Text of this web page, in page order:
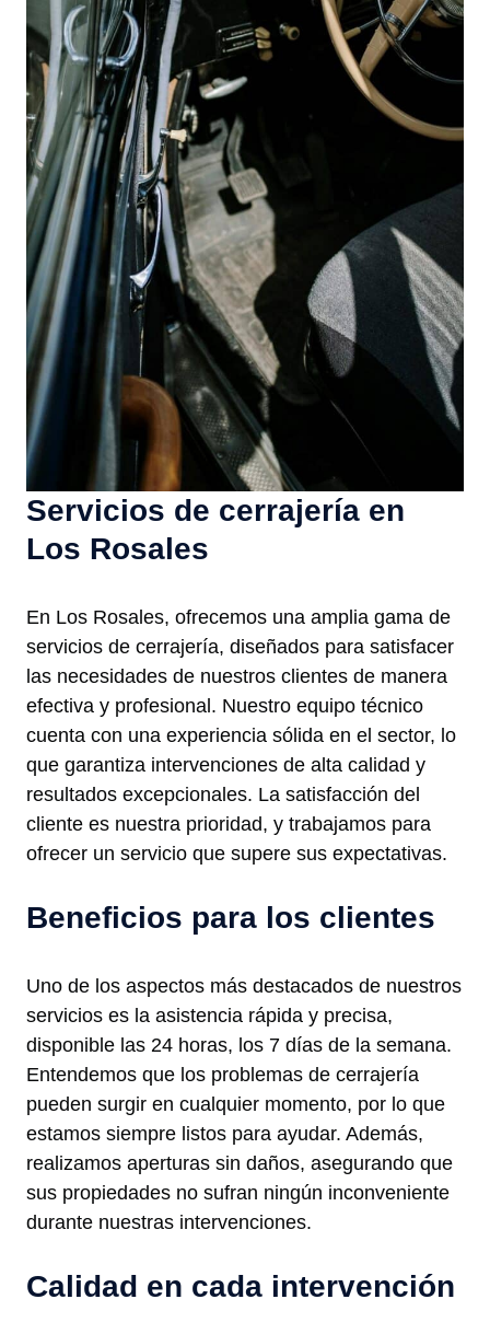
Servicios de cerrajería en
Los Rosales
En Los Rosales, ofrecemos una amplia gama de
servicios de cerrajería, diseñados para satisfacer
las necesidades de nuestros clientes de manera
efectiva y profesional. Nuestro equipo técnico
cuenta con una experiencia sólida en el sector, lo
que garantiza intervenciones de alta calidad y
resultados excepcionales. La satisfacción del
cliente es nuestra prioridad, y trabajamos para
ofrecer un servicio que supere sus expectativas.
Beneficios para los clientes
Uno de los aspectos más destacados de nuestros
servicios es la asistencia rápida y precisa,
disponible las 24 horas, los 7 días de la semana.
Entendemos que los problemas de cerrajería
pueden surgir en cualquier momento, por lo que
estamos siempre listos para ayudar. Además,
realizamos aperturas sin daños, asegurando que
sus propiedades no sufran ningún inconveniente
durante nuestras intervenciones.
Calidad en cada intervención